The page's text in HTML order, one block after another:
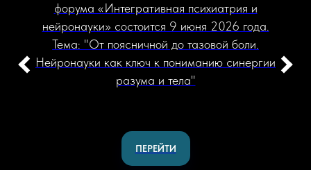
форума «Интегративная психиатрия и
нейронауки» состоится 9 июня 2026 года.
Тема: "От поясничной до тазовой боли.
Нейронауки как ключ к пониманию синергии
разума и тела"
ПЕРЕЙТИ